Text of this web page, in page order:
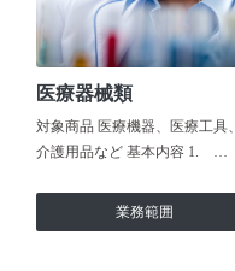
医療器械類
対象商品 医療機器、医療工具、
介護用品など 基本内容 1. …
業務範囲